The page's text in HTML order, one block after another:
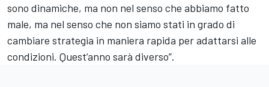
sono dinamiche, ma non nel senso che abbiamo fatto
male, ma nel senso che non siamo stati in grado di
cambiare strategia in maniera rapida per adattarsi alle
condizioni. Quest’anno sarà diverso”.